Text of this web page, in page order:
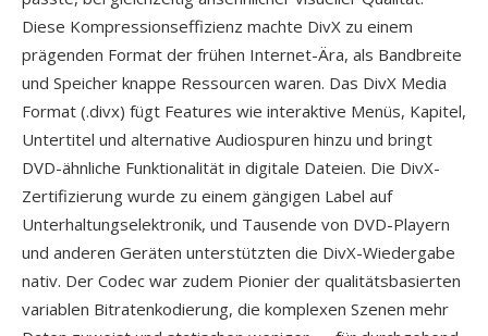
Diese Kompressionseffizienz machte DivX zu einem
prägenden Format der frühen Internet-Ära, als Bandbreite
und Speicher knappe Ressourcen waren. Das DivX Media
Format (.divx) fügt Features wie interaktive Menüs, Kapitel,
Untertitel und alternative Audiospuren hinzu und bringt
DVD-ähnliche Funktionalität in digitale Dateien. Die DivX-
Zertifizierung wurde zu einem gängigen Label auf
Unterhaltungselektronik, und Tausende von DVD-Playern
und anderen Geräten unterstützten die DivX-Wiedergabe
nativ. Der Codec war zudem Pionier der qualitätsbasierten
variablen Bitratenkodierung, die komplexen Szenen mehr